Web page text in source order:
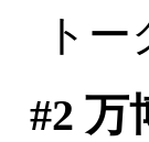
ト
#2 万